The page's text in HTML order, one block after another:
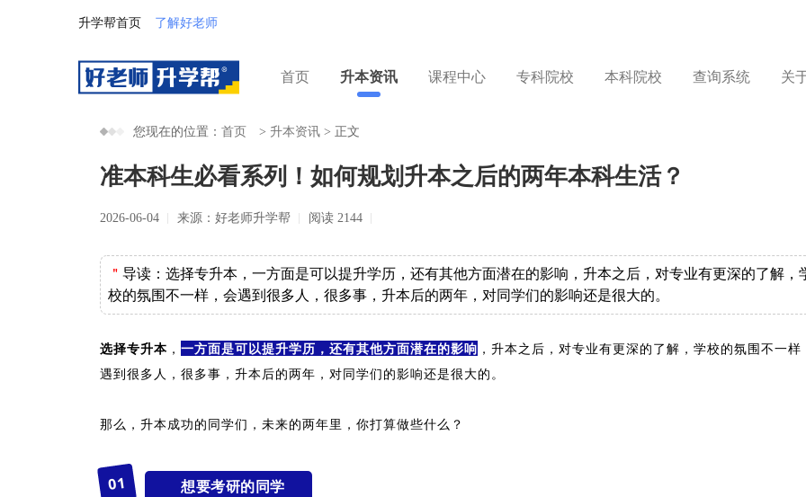
升学帮首页 了解好老师
首页 升本资讯 课程中心 专科院校 本科院校 查询系统 关
您现在的位置： 首页 > 升本资讯 > 正文
准本科生必看系列！如何规划升本之后的两年本科生活？
2026-06-04 来源：好老师升学帮 阅读 2144
＂ 导读： 选择专升本，一方面是可以提升学历，还有其他方面潜在的影响，升本之后，对专业有更深的了解，
校的氛围不一样，会遇到很多人，很多事，升本后的两年，对同学们的影响还是很大的。
选择专升本 ， 一方面是可以提升学历 ，还有其他方面潜在的影响 ，升本之后，对专业有更深的了解，学校的氛围不一样
遇到很多人，很多事，升本后的两年，对同学们的影响还是很大的。
那么，升本成功的同学们，未来的两年里，你打算做些什么？
01 想要考研的同学